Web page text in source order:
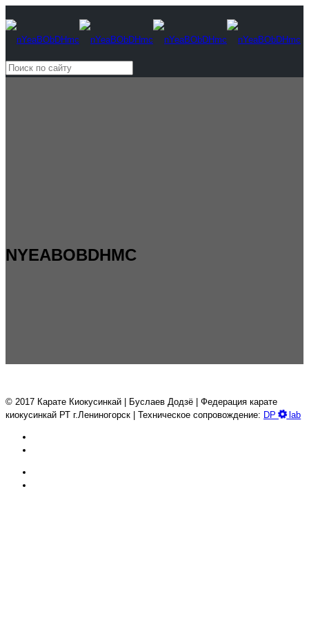
NYEABOBDHMC
© 2017 Карате Киокуcинкай | Буслаев Додзё | Федерация карате
киокусинкай РТ г.Лениногорск | Техническое сопровождение: DP lab